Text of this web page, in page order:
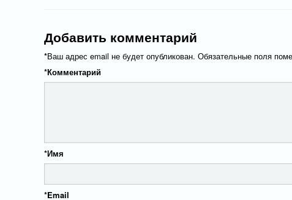
Добавить комментарий
Ваш адрес email не будет опубликован. Обязательные поля
*
Комментарий
*
Имя
*
Email
*